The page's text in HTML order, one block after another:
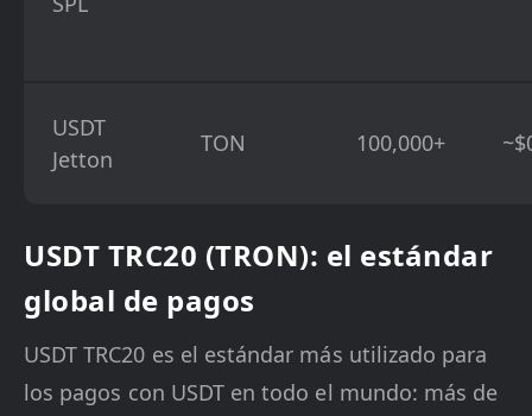
USDT
Jetton
TON 100,000+
USDT TRC20 (TRON): el estándar
global de pagos
USDT TRC20 es el estándar más utilizado para
los pagos con USDT en todo el mundo: más de